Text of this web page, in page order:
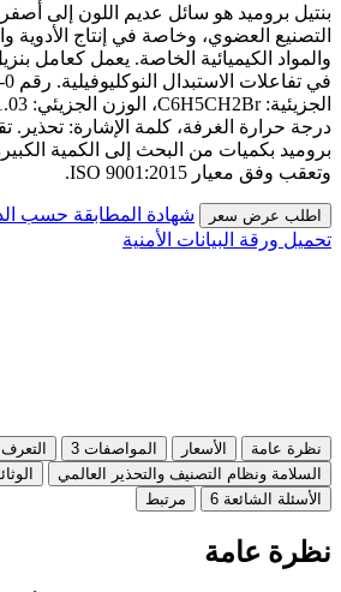
بنتيل بروميد هو سائل عديم اللون إلى
التصنيع العضوي، وخاصة في إنتاج الأدوية
والمواد الكيميائية الخاصة. يعمل كعامل
درجة حرارة الغرفة، كلمة الإشارة: تحذير.
بروميد بكميات من البحث إلى الكمية
وتعقب وفق معيار ISO 9001:2015.
اطلب عرض سعر شهادة المطابقة حسب
تحميل ورقة البيانات الأمنية
نظرة عامة الأسعار المواصفات 3
التعرف
السلامة ونظام التصنيف والتحذير العالمي
الأسئلة الشائعة 6 مرتبط
نظرة عامة